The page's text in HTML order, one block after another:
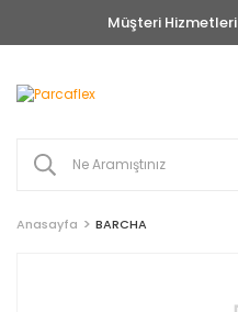
Müşteri Hizmetleri
Anasayfa BARCHA